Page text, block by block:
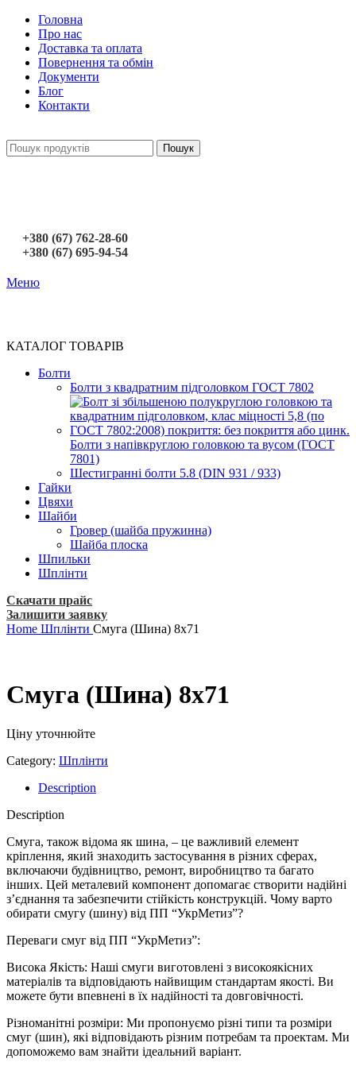
Головна
Про нас
Доставка та оплата
Повернення та обмін
Документи
Блог
Контакти
Пошук
+380 (67) 762-28-60
+380 (67) 695-94-54
Меню
КАТАЛОГ ТОВАРІВ
Болти
Болти з квадратним підголовком ГОСТ 7802
Болти з напівкруглою головкою та вусом (ГОСТ
7801)
Шестигранні болти 5.8 (DIN 931 / 933)
Гайки
Цвяхи
Шайби
Гровер (шайба пружинна)
Шайба плоска
Шпильки
Шплінти
Скачати прайс
Залишити заявку
Home Шплінти Смуга (Шина) 8х71
Смуга (Шина) 8х71
Ціну уточнюйте
Category: Шплінти
Description
Description
Смуга, також відома як шина, – це важливий елемент
кріплення, який знаходить застосування в різних сферах,
включаючи будівництво, ремонт, виробництво та багато
інших. Цей металевий компонент допомагає створити надійні
з’єднання та забезпечити стійкість конструкцій. Чому варто
обирати смугу (шину) від ПП “УкрМетиз”?
Переваги смуг від ПП “УкрМетиз”:
Висока Якість: Наші смуги виготовлені з високоякісних
матеріалів та відповідають найвищим стандартам якості. Ви
можете бути впевнені в їх надійності та довговічності.
Різноманітні розміри: Ми пропонуємо різні типи та розміри
смуг (шин), які відповідають різним потребам та проектам. Ми
допоможемо вам знайти ідеальний варіант.